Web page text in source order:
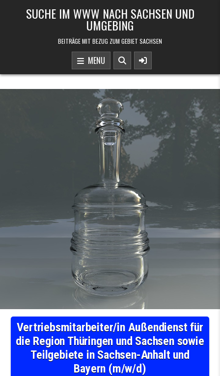
SUCHE IM WWW NACH SACHSEN UND
UMGEBING
BEITRÄGE MIT BEZUG ZUM GEBIET SACHSEN
MENU
Vertriebsmitarbeiter/in Außendienst für
die Region Thüringen und Sachsen sowie
Teilgebiete in Sachsen-Anhalt und
Bayern (m/w/d)